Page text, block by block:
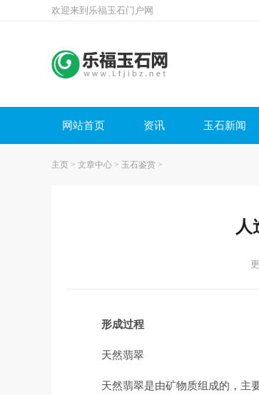
欢迎来到乐福玉石门户网
网站首页 资讯 玉石新闻
主页 > 文章中心 > 玉石鉴赏 >
人
形成过程
天然翡翠
天然翡翠是由矿物质组成的，主